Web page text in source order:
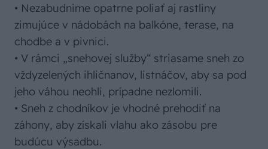
• Nezabudnime opatrne poliať aj rastliny
zimujúce v nádobách na balkóne, terase, na
chodbe a v pivnici.
• V rámci „snehovej služby“ striasame sneh zo
vždyzelených ihličnanov, listnáčov, aby sa pod
jeho váhou neohli, prípadne nezlomili.
• Sneh z chodníkov je vhodné prehodiť na
záhony, aby získali vlahu ako zásobu pre
budúcu výsadbu.